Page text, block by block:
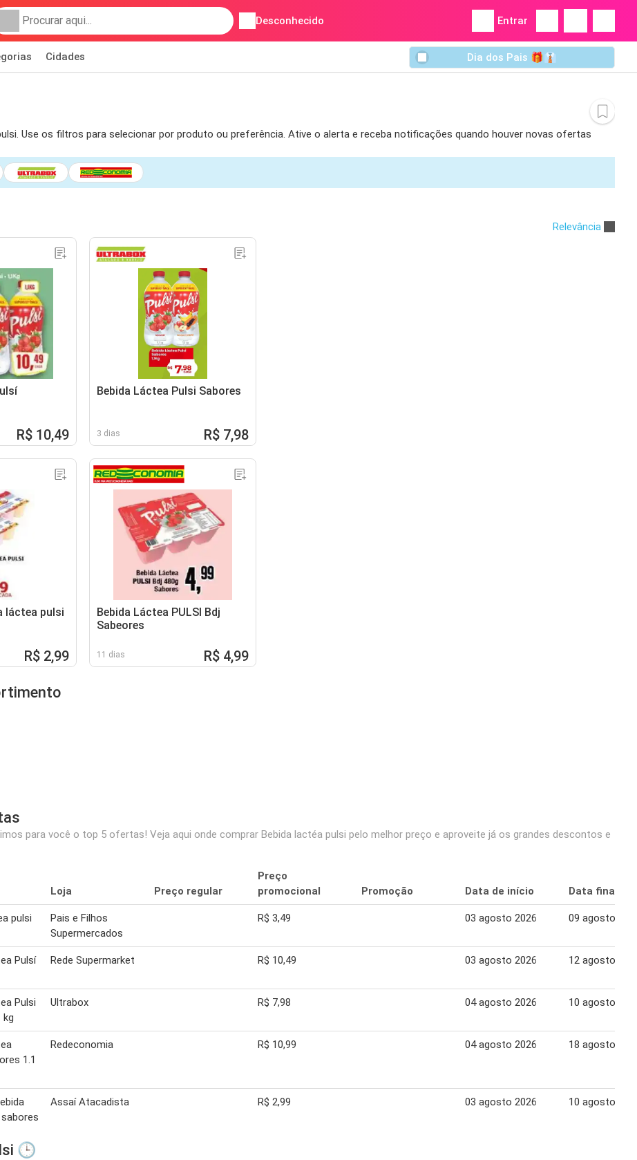
Desconhecido Entrar
Cidades Dia dos Pais 🎁👔
Use os filtros para selecionar por produto ou preferência. Ative o alerta e receba notificações quando houver novas ofertas
Relevância
R$ 10,49
Bebida Láctea Pulsi Sabores
3 dias R$ 7,98
láctea pulsi
R$ 2,99
Bebida Láctea PULSI Bdj
Sabeores
11 dias R$ 4,99
para você o top 5 ofertas! Veja aqui onde comprar Bebida lactéa pulsi pelo melhor preço e aproveite já os grandes descontos e
Loja Preço regular
Preço
promocional
Promoção Data de início Data final
pulsi
Pais e Filhos
Supermercados
R$ 3,49 03 agosto 2026 09 agosto
Pulsí
Rede Supermarket R$ 10,49 03 agosto 2026 12 agosto
Pulsi
kg
Ultrabox R$ 7,98 04 agosto 2026 10 agosto
1.1
Redeconomia R$ 10,99 04 agosto 2026 18 agosto
Assaí Atacadista R$ 2,99 03 agosto 2026 10 agosto
🕒